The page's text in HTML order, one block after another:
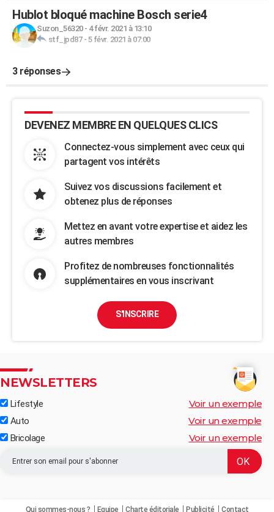
Hublot bloqué machine Bosch serie4
Suzon_56320- 4 févr. 2021 à 13:10
stf_jpd87- 5 févr. 2021 à 07:00
3 réponses
DEVENEZ MEMBRE EN QUELQUES CLICS
Connectez-vous simplement avec ceux qui
partagent vos intérêts
Suivez vos discussions facilement et
obtenez plus de réponses
Mettez en avant votre expertise et aidez les
autres membres
Profitez de nombreuses fonctionnalités
supplémentaires en vous inscrivant
S'INSCRIRE
NEWSLETTERS
Lifestyle Voir un exemple
Auto Voir un exemple
Bricolage Voir un exemple
Qui sommes-nous ? Equipe Charte éditoriale Publicité Contact